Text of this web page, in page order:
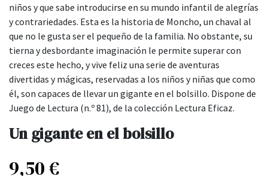
niños y que sabe introducirse en su mundo infantil de alegrías
y contrariedades. Esta es la historia de Moncho, un chaval al
que no le gusta ser el pequeño de la familia. No obstante, su
tierna y desbordante imaginación le permite superar con
creces este hecho, y vive feliz una serie de aventuras
divertidas y mágicas, reservadas a los niños y niñas que como
él, son capaces de llevar un gigante en el bolsillo. Dispone de
Juego de Lectura (n.º 81), de la colección Lectura Eficaz.
Un gigante en el bolsillo
9,50€